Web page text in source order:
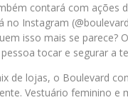
contará com ações
no Instagram
isso mais se parece?
tocar e segurar a
de lojas, o Boulevard
Vestuário feminino e